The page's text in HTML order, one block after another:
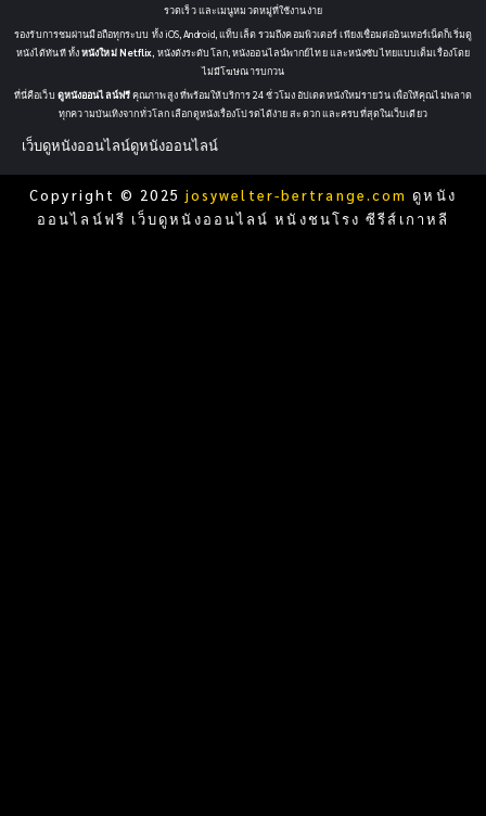
รวดเร็ว และเมนูหมวดหมู่ที่ใช้งานง่าย
รองรับการชมผ่านมือถือทุกระบบ ทั้ง iOS, Android, แท็บเล็ต รวมถึงคอมพิวเตอร์ เพียงเชื่อมต่ออินเทอร์เน็ตก็เริ่มดู
หนังได้ทันที ทั้งหนังใหม่ Netflix, หนังดังระดับโลก, หนังออนไลน์พากย์ไทย และหนังซับไทยแบบเต็มเรื่องโดย
ไม่มีโฆษณารบกวน
ที่นี่คือเว็บ ดูหนังออนไลน์ฟรีคุณภาพสูง ที่พร้อมให้บริการ 24 ชั่วโมง อัปเดตหนังใหม่รายวัน เพื่อให้คุณไม่พลาด
ทุกความบันเทิงจากทั่วโลก เลือกดูหนังเรื่องโปรดได้ง่าย สะดวก และครบที่สุดในเว็บเดียว
เว็บดูหนังออนไลน์ดูหนังออนไลน์
Copyright © 2025 josywelter-bertrange.com ดูหนัง
ออนไลน์ฟรี เว็บดูหนังออนไลน์ หนังชนโรง ซีรีส์เกาหลี